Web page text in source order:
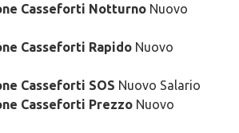
Casseforti Notturno Nuovo
Casseforti Rapido Nuovo
Casseforti SOS Nuovo Salario
Casseforti Prezzo Nuovo